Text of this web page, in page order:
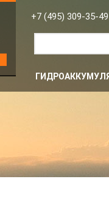
+7 (495) 309-35-